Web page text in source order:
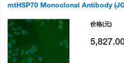
mtHSP70 Monoclonal Antibody
价格(元)